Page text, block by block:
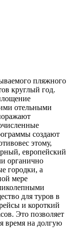
пляжного
круглый год.
отельными
создают
этому,
европейский
органично
городки, а
мере
для туров в
и короткий
Это позволяет
время на долгую